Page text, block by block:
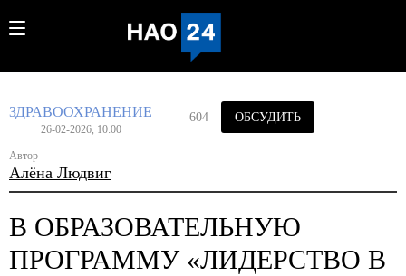
ЗДРАВООХРАНЕНИЕ
26-02-2026, 10:00
Автор
Алёна Людвиг
604 ОБСУДИТЬ
В ОБРАЗОВАТЕЛЬНУЮ
ПРОГРАММУ «ЛИДЕРСТВО В